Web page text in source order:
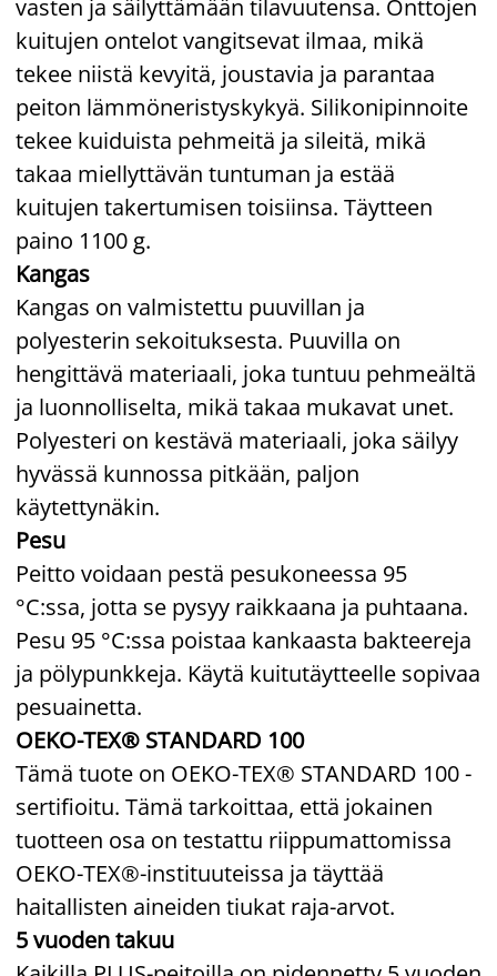
vasten ja säilyttämään tilavuutensa. Onttojen
kuitujen ontelot vangitsevat ilmaa, mikä
tekee niistä kevyitä, joustavia ja parantaa
peiton lämmöneristyskykyä. Silikonipinnoite
tekee kuiduista pehmeitä ja sileitä, mikä
takaa miellyttävän tuntuman ja estää
kuitujen takertumisen toisiinsa. Täytteen
paino 1100 g.
Kangas
Kangas on valmistettu puuvillan ja
polyesterin sekoituksesta. Puuvilla on
hengittävä materiaali, joka tuntuu pehmeältä
ja luonnolliselta, mikä takaa mukavat unet.
Polyesteri on kestävä materiaali, joka säilyy
hyvässä kunnossa pitkään, paljon
käytettynäkin.
Pesu
Peitto voidaan pestä pesukoneessa 95
°C:ssa, jotta se pysyy raikkaana ja puhtaana.
Pesu 95 °C:ssa poistaa kankaasta bakteereja
ja pölypunkkeja. Käytä kuitutäytteelle sopivaa
pesuainetta.
OEKO-TEX® STANDARD 100
Tämä tuote on OEKO-TEX® STANDARD 100 -
sertifioitu. Tämä tarkoittaa, että jokainen
tuotteen osa on testattu riippumattomissa
OEKO-TEX®-instituuteissa ja täyttää
haitallisten aineiden tiukat raja-arvot.
5 vuoden takuu